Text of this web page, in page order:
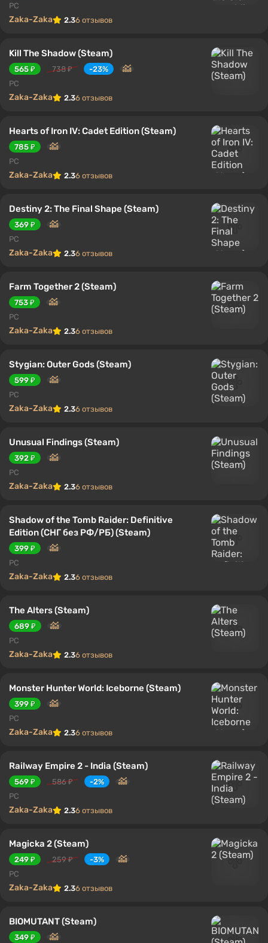
PC
Zaka-Zaka 2.36 отзывов
Kill The Shadow (Steam)
565 ₽ 738 ₽
-23%
PC
Zaka-Zaka 2.36 отзывов
Hearts of Iron IV: Cadet Edition (Steam)
785 ₽
PC
Zaka-Zaka 2.36 отзывов
Destiny 2: The Final Shape (Steam)
369 ₽
PC
Zaka-Zaka 2.36 отзывов
Farm Together 2 (Steam)
753 ₽
PC
Zaka-Zaka 2.36 отзывов
Stygian: Outer Gods (Steam)
599 ₽
PC
Zaka-Zaka 2.36 отзывов
Unusual Findings (Steam)
392 ₽
PC
Zaka-Zaka 2.36 отзывов
Shadow of the Tomb Raider: Definitive
Edition (СНГ без РФ/РБ) (Steam)
399 ₽
PC
Zaka-Zaka 2.36 отзывов
The Alters (Steam)
689 ₽
PC
Zaka-Zaka 2.36 отзывов
Monster Hunter World: Iceborne (Steam)
399 ₽
PC
Zaka-Zaka 2.36 отзывов
Railway Empire 2 - India (Steam)
569 ₽ 586 ₽
-2%
PC
Zaka-Zaka 2.36 отзывов
Magicka 2 (Steam)
249 ₽ 259 ₽
-3%
PC
Zaka-Zaka 2.36 отзывов
BIOMUTANT (Steam)
349 ₽